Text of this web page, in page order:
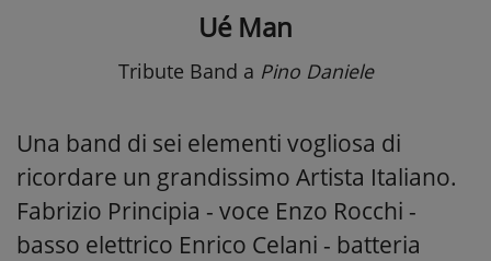
Ué Man
Tribute Band a Pino Daniele
Una band di sei elementi vogliosa di
ricordare un grandissimo Artista Italiano.
Fabrizio Principia - voce Enzo Rocchi -
basso elettrico Enrico Celani - batteria